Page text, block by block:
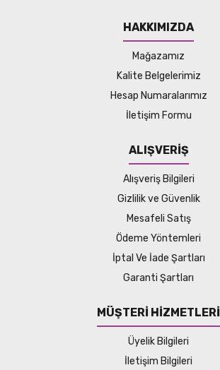
HAKKIMIZDA
Mağazamız
Kalite Belgelerimiz
Hesap Numaralarımız
İletişim Formu
ALIŞVERİŞ
Alışveriş Bilgileri
Gizlilik ve Güvenlik
Mesafeli Satış
Ödeme Yöntemleri
İptal Ve İade Şartları
Garanti Şartları
MÜŞTERİ HİZMETLERİ
Üyelik Bilgileri
İletişim Bilgileri